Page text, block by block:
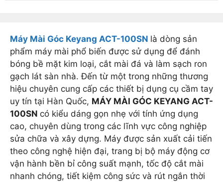
Máy Mài Góc Keyang ACT-100SN là dòng sản
phẩm máy mài phổ biến được sử dụng để đánh
bóng bề mặt kim loại, cắt mài đá và làm sạch ron
gạch lát sàn nhà. Đến từ một trong những thương
hiệu chuyên cung cấp các thiết bị dụng cụ cầm tay
uy tín tại Hàn Quốc, MÁY MÀI GÓC KEYANG ACT-
100SN có kiểu dáng gọn nhẹ với tính ứng dụng
cao, chuyên dùng trong các lĩnh vực công nghiệp
sửa chữa và xây dựng. Máy được sản xuất cải tiến
theo công nghệ hiện đại, trang bị bộ máy động cơ
vận hành bền bỉ công suất mạnh, tốc độ cắt mài
nhanh chóng, tiết kiệm công sức và rút ngắn thời